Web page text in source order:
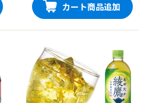
カート商品追加